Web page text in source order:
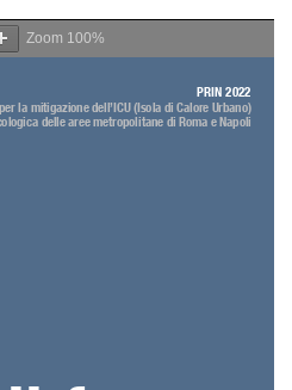
Zoom 100%